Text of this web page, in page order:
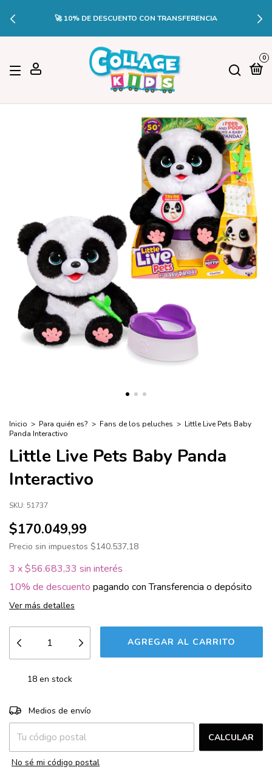
🚀 10% DE DESCUENTO CON TRANSFERENCIA
0
Inicio > Para quién es? > Fans de los peluches > Little Live Pets Baby
Panda Interactivo
Little Live Pets Baby Panda
Interactivo
SKU: 51737
$170.049,99
Precio sin impuestos $140.537,18
3 x$56.683,33 sin interés
10% de descuento pagando con Transferencia o depósito
Ver más detalles
18 en stock
Entregas para el CP:
Medios de envío
CALCULAR
No sé mi código postal